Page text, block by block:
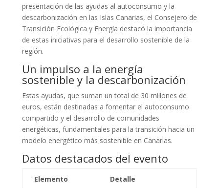
presentación de las ayudas al autoconsumo y la
descarbonización en las Islas Canarias, el Consejero de
Transición Ecológica y Energía destacó la importancia
de estas iniciativas para el desarrollo sostenible de la
región.
Un impulso a la energía
sostenible y la descarbonización
Estas ayudas, que suman un total de 30 millones de
euros, están destinadas a fomentar el autoconsumo
compartido y el desarrollo de comunidades
energéticas, fundamentales para la transición hacia un
modelo energético más sostenible en Canarias.
Datos destacados del evento
Elemento Detalle